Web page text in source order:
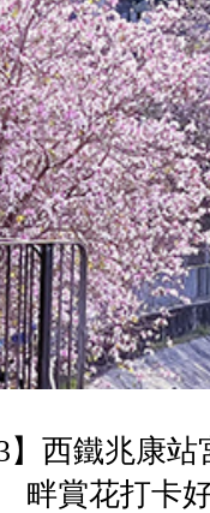
】西鐵兆康
畔賞花打卡